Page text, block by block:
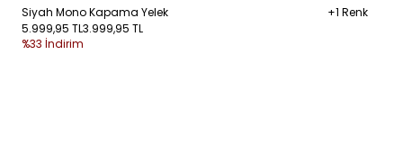
Siyah Mono Kapama Yelek
+1 Renk
5.999,95 TL3.999,95 TL
%33 İndirim